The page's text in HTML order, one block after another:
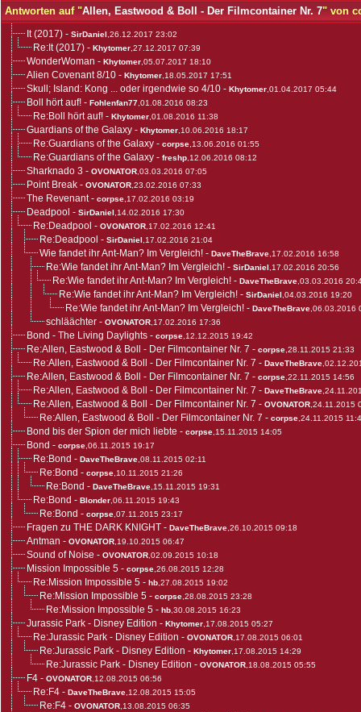
Antworten auf "Allen, Eastwood & Boll - Der Filmcontainer Nr. 7" von
It (2017) - SirDaniel ,26.12.2017 23:02
Re:It (2017) - Khytomer ,27.12.2017 07:39
WonderWoman - Khytomer ,05.07.2017 18:10
Alien Covenant 8/10 - Khytomer ,18.05.2017 17:51
Skull; Island: Kong ... oder irgendwie so 4/10 - Khytomer ,01.04.2017 05:44
Boll hört auf! - Fohlenfan77 ,01.08.2016 08:23
Re:Boll hört auf! - Khytomer ,01.08.2016 11:38
Guardians of the Galaxy - Khytomer ,10.06.2016 18:17
Re:Guardians of the Galaxy - corpse ,13.06.2016 01:55
Re:Guardians of the Galaxy - freshp ,12.06.2016 08:12
Sharknado 3 - OVONATOR ,03.03.2016 07:05
Point Break - OVONATOR ,23.02.2016 07:33
The Revenant- corpse ,17.02.2016 03:19
Deadpool - SirDaniel ,14.02.2016 17:30
Re:Deadpool - OVONATOR ,17.02.2016 12:41
Re:Deadpool - SirDaniel ,17.02.2016 21:04
Wie fandet ihr Ant-Man? Im Vergleich! - DaveTheBrave ,17.02.2016 16:58
Re:Wie fandet ihr Ant-Man? Im Vergleich! - SirDaniel ,17.02.2016 20:56
Re:Wie fandet ihr Ant-Man? Im Vergleich! - DaveTheBrave ,03.03.2016
Re:Wie fandet ihr Ant-Man? Im Vergleich! - SirDaniel ,04.03.2016 19:20
Re:Wie fandet ihr Ant-Man? Im Vergleich! - DaveTheBrave ,06.03.2016
schläächter - OVONATOR ,17.02.2016 17:36
Bond - The Living Daylights - corpse ,12.12.2015 19:42
Re:Allen, Eastwood & Boll - Der Filmcontainer Nr. 7 - corpse ,28.11.2015 21:33
Re:Allen, Eastwood & Boll - Der Filmcontainer Nr. 7 - DaveTheBrave
Re:Allen, Eastwood & Boll - Der Filmcontainer Nr. 7 - corpse ,22.11.2015 14:56
Re:Allen, Eastwood & Boll - Der Filmcontainer Nr. 7 - DaveTheBrave
Re:Allen, Eastwood & Boll - Der Filmcontainer Nr. 7 - OVONATOR ,24.11.2015
Re:Allen, Eastwood & Boll - Der Filmcontainer Nr. 7 - corpse ,24.11.2015
Bond bis der Spion der mich liebte - corpse ,15.11.2015 14:05
Bond - corpse ,06.11.2015 19:17
Re:Bond - DaveTheBrave ,08.11.2015 02:11
Re:Bond - corpse ,10.11.2015 21:26
Re:Bond - DaveTheBrave ,15.11.2015 19:31
Re:Bond - Blonder ,06.11.2015 19:43
Re:Bond - corpse ,07.11.2015 23:17
Fragen zu THE DARK KNIGHT - DaveTheBrave ,26.10.2015 09:18
Antman - OVONATOR ,19.10.2015 06:47
Sound of Noise - OVONATOR ,02.09.2015 10:18
Mission Impossible 5 - corpse ,26.08.2015 12:28
Re:Mission Impossible 5 - hb ,27.08.2015 19:02
Re:Mission Impossible 5 - corpse ,28.08.2015 23:28
Re:Mission Impossible 5 - hb ,30.08.2015 16:23
Jurassic Park - Disney Edition - Khytomer ,17.08.2015 05:27
Re:Jurassic Park - Disney Edition - OVONATOR ,17.08.2015 06:01
Re:Jurassic Park - Disney Edition - Khytomer ,17.08.2015 14:29
Re:Jurassic Park - Disney Edition - OVONATOR ,18.08.2015 05:55
F4 - OVONATOR ,12.08.2015 06:56
Re:F4 - DaveTheBrave ,12.08.2015 15:05
Re:F4 - OVONATOR ,13.08.2015 06:35